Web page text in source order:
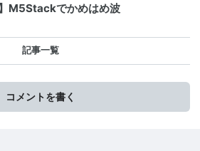
】M5Stackでかめはめ波
記事一覧
コメントを書く